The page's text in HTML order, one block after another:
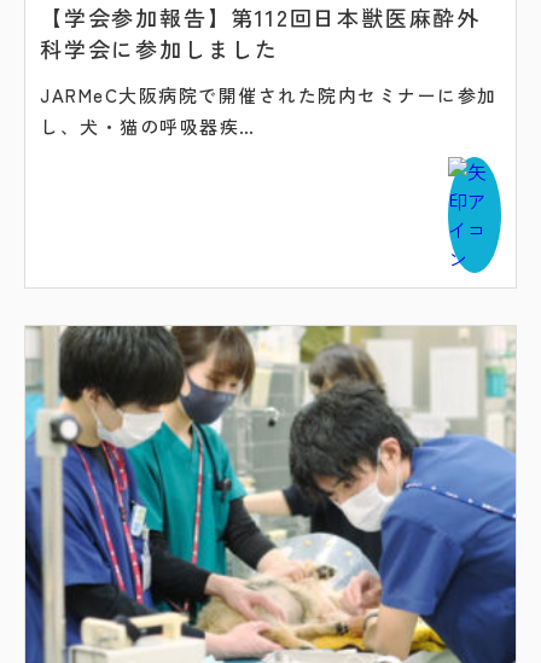
【学会参加報告】第112回日本獣医麻酔外
科学会に参加しました
JARMeC大阪病院で開催された院内セミナーに参加
し、犬・猫の呼吸器疾…